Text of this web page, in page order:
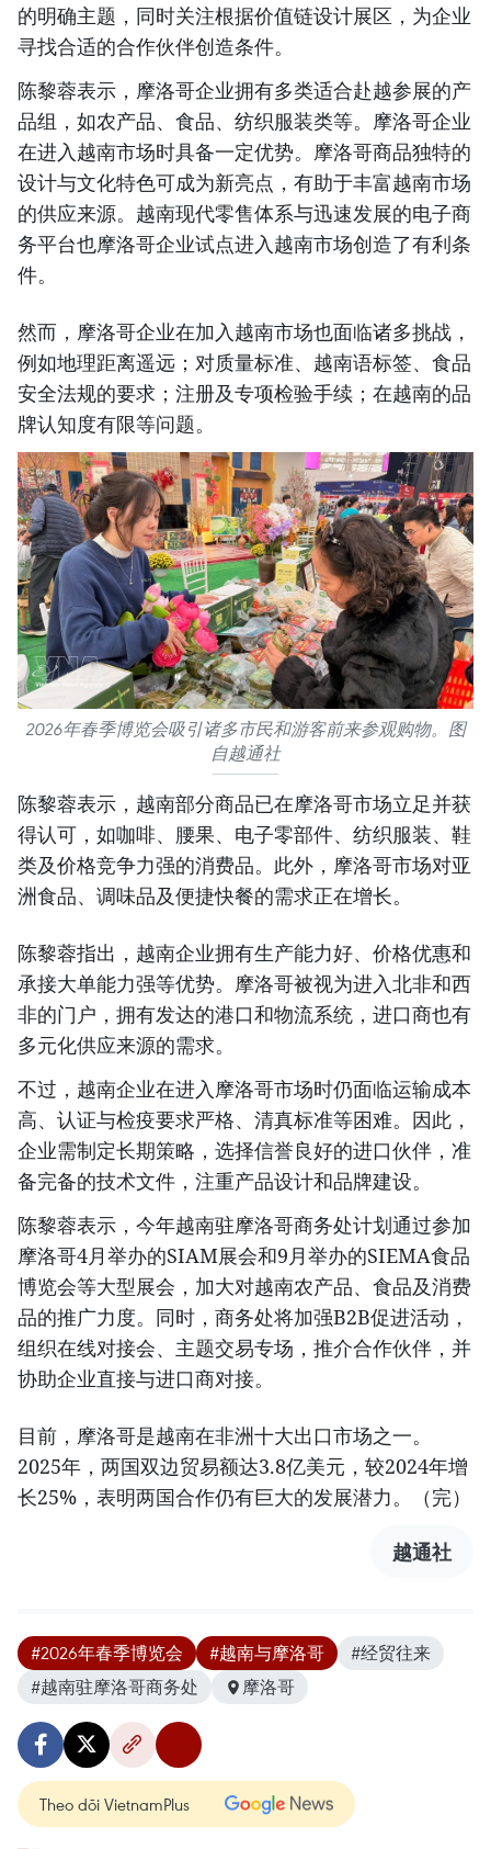
的明确主题，同时关注根据价值链设计展区，为企业
寻找合适的合作伙伴创造条件。
陈黎蓉表示，摩洛哥企业拥有多类适合赴越参展的产
品组，如农产品、食品、纺织服装类等。摩洛哥企业
在进入越南市场时具备一定优势。摩洛哥商品独特的
设计与文化特色可成为新亮点，有助于丰富越南市场
的供应来源。越南现代零售体系与迅速发展的电子商
务平台也摩洛哥企业试点进入越南市场创造了有利条
件。
然而，摩洛哥企业在加入越南市场也面临诸多挑战，
例如地理距离遥远；对质量标准、越南语标签、食品
安全法规的要求；注册及专项检验手续；在越南的品
牌认知度有限等问题。
2026年春季博览会吸引诸多市民和游客前来参观购物。图
自越通社
陈黎蓉表示，越南部分商品已在摩洛哥市场立足并获
得认可，如咖啡、腰果、电子零部件、纺织服装、鞋
类及价格竞争力强的消费品。此外，摩洛哥市场对亚
洲食品、调味品及便捷快餐的需求正在增长。
陈黎蓉指出，越南企业拥有生产能力好、价格优惠和
承接大单能力强等优势。摩洛哥被视为进入北非和西
非的门户，拥有发达的港口和物流系统，进口商也有
多元化供应来源的需求。
不过，越南企业在进入摩洛哥市场时仍面临运输成本
高、认证与检疫要求严格、清真标准等困难。因此，
企业需制定长期策略，选择信誉良好的进口伙伴，准
备完备的技术文件，注重产品设计和品牌建设。
陈黎蓉表示，今年越南驻摩洛哥商务处计划通过参加
摩洛哥4月举办的SIAM展会和9月举办的SIEMA食品
博览会等大型展会，加大对越南农产品、食品及消费
品的推广力度。同时，商务处将加强B2B促进活动，
组织在线对接会、主题交易专场，推介合作伙伴，并
协助企业直接与进口商对接。
目前，摩洛哥是越南在非洲十大出口市场之一。
2025年，两国双边贸易额达3.8亿美元，较2024年增
长25%，表明两国合作仍有巨大的发展潜力。（完）
越通社
#2026年春季博览会 #越南与摩洛哥
#经贸往来
#越南驻摩洛哥商务处
摩洛哥
Theo dõi VietnamPlus